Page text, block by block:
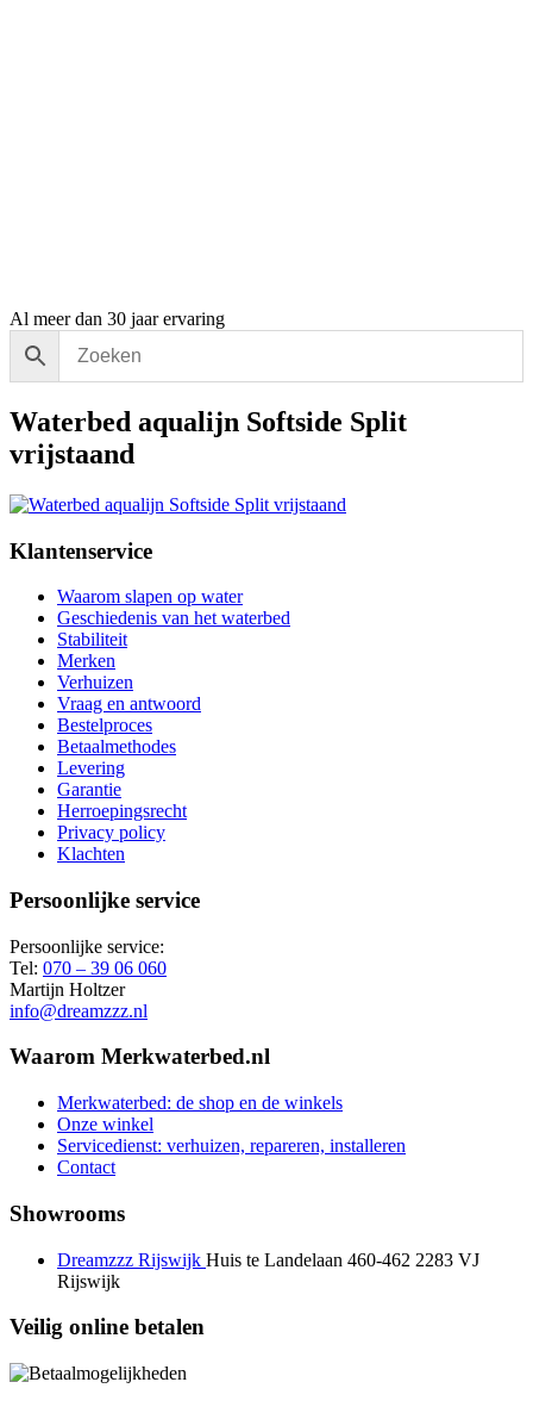
Al meer dan 30 jaar ervaring
Waterbed aqualijn Softside Split
vrijstaand
Klantenservice
Waarom slapen op water
Geschiedenis van het waterbed
Stabiliteit
Merken
Verhuizen
Vraag en antwoord
Bestelproces
Betaalmethodes
Levering
Garantie
Herroepingsrecht
Privacy policy
Klachten
Persoonlijke service
Persoonlijke service:
Tel: 070 – 39 06 060
Martijn Holtzer
info@dreamzzz.nl
Waarom Merkwaterbed.nl
Merkwaterbed: de shop en de winkels
Onze winkel
Servicedienst: verhuizen, repareren, installeren
Contact
Showrooms
Dreamzzz Rijswijk Huis te Landelaan 460-462 2283 VJ
Rijswijk
Veilig online betalen